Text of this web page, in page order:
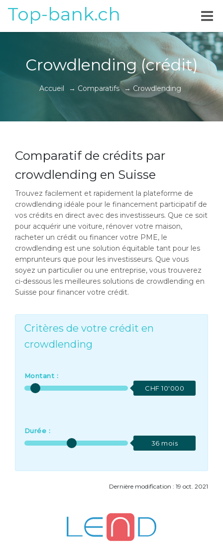
Top-bank.ch
Crowdlending (crédit)
Accueil → Comparatifs → Crowdlending
Comparatif de crédits par
crowdlending en Suisse
Trouvez facilement et rapidement la plateforme de
crowdlending idéale pour le financement participatif de
vos crédits en direct avec des investisseurs. Que ce soit
pour acquérir une voiture, rénover votre maison,
racheter un crédit ou financer votre PME, le
crowdlending est une solution équitable tant pour les
emprunteurs que pour les investisseurs. Que vous
soyez un particulier ou une entreprise, vous trouverez
ci-dessous les meilleures solutions de crowdlending en
Suisse pour financer votre crédit.
Critères de votre crédit en
crowdlending
Montant :
CHF 10'000
Durée :
36 mois
Dernière modification : 19 oct. 2021